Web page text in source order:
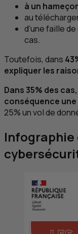
à un
au
d’une faille
cas.
Toutefois, dans
expliquer les
Dans 35% des
conséquence
25% un vol de
Infographie